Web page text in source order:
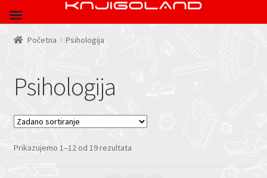
Početna Psihologija
Psihologija
Prikazujemo 1–12 od 19 rezultata